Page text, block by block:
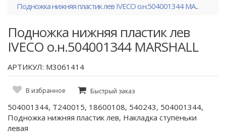
Подножка нижняя пластик лев IVECO о.н.504001344 MA...
Подножка нижняя пластик лев
IVECO о.н.504001344 MARSHALL
АРТИКУЛ: M3061414
В избранное Быстрый заказ
504001344, T240015, 18600108, 540243, 504001344,
Подножка нижняя пластик лев, Накладка ступеньки
левая